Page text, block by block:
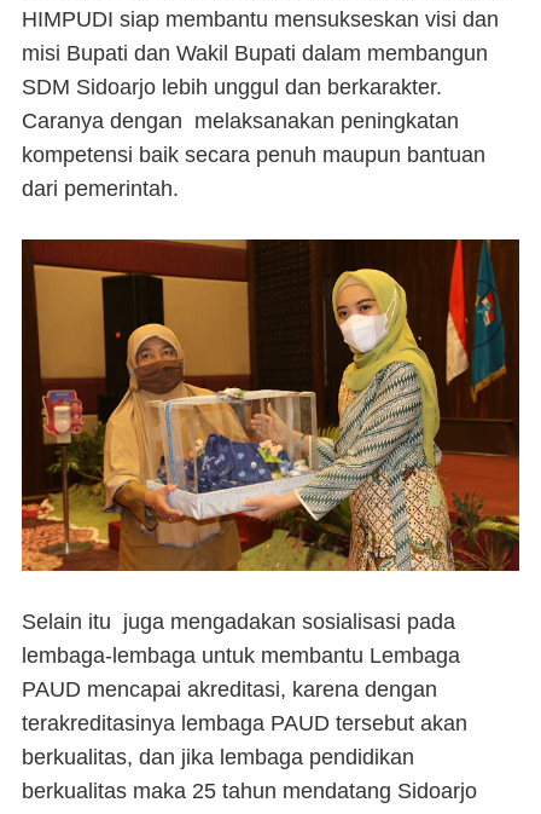
HIMPUDI siap membantu mensukseskan visi dan
misi Bupati dan Wakil Bupati dalam membangun
SDM Sidoarjo lebih unggul dan berkarakter.
Caranya dengan melaksanakan peningkatan
kompetensi baik secara penuh maupun bantuan
dari pemerintah.
Selain itu juga mengadakan sosialisasi pada
lembaga-lembaga untuk membantu Lembaga
PAUD mencapai akreditasi, karena dengan
terakreditasinya lembaga PAUD tersebut akan
berkualitas, dan jika lembaga pendidikan
berkualitas maka 25 tahun mendatang Sidoarjo